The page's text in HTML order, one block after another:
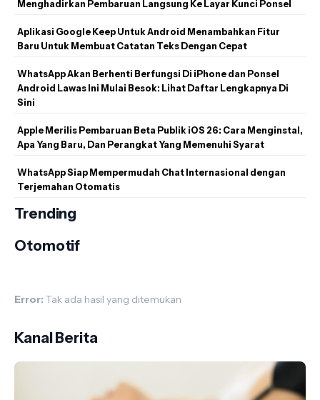
Menghadirkan Pembaruan Langsung Ke Layar Kunci Ponsel
Aplikasi Google Keep Untuk Android Menambahkan Fitur
Baru Untuk Membuat Catatan Teks Dengan Cepat
WhatsApp Akan Berhenti Berfungsi Di iPhone dan Ponsel
Android Lawas Ini Mulai Besok: Lihat Daftar Lengkapnya Di
Sini
Apple Merilis Pembaruan Beta Publik iOS 26: Cara Menginstal,
Apa Yang Baru, Dan Perangkat Yang Memenuhi Syarat
WhatsApp Siap Mempermudah Chat Internasional dengan
Terjemahan Otomatis
Trending
Otomotif
Error: Tak ada hasil yang ditemukan
Kanal Berita